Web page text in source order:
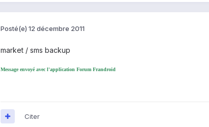
Posté(e) 12 décembre 2011
market / sms backup
Message envoyé avec l'application Forum Frandroid
Citer